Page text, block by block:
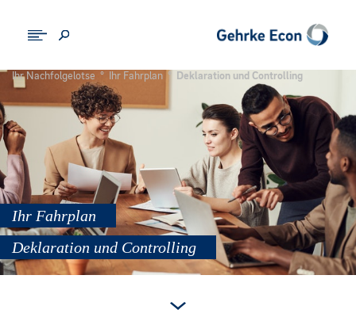
Ihr Nachfolgelotse ° Ihr Fahrplan ° Deklaration und Controlling
Ihr Fahrplan
Deklaration und Controlling